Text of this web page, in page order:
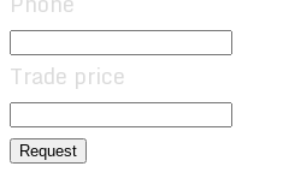
Trade price
Request